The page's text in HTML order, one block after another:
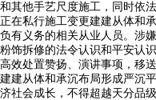
他手艺尺度施工，同时
私行施工变更建建从体
义务的相关从业人员。
拆修的法令认识和平安
处置赞扬、演讲事项，
从体和承沉布局形成严
会成长，不得超越天分